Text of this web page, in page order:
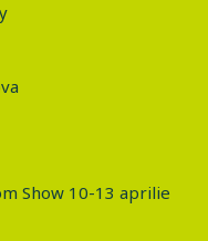
Show 10-13 aprilie